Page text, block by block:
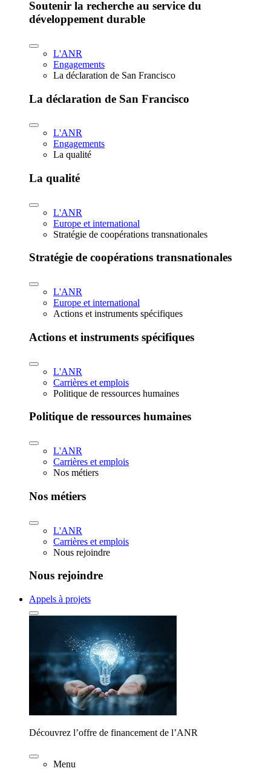
Soutenir la recherche au service du
développement durable
L'ANR
Engagements
La déclaration de San Francisco
La déclaration de San Francisco
L'ANR
Engagements
La qualité
La qualité
L'ANR
Europe et international
Stratégie de coopérations transnationales
Stratégie de coopérations transnationales
L'ANR
Europe et international
Actions et instruments spécifiques
Actions et instruments spécifiques
L'ANR
Carrières et emplois
Politique de ressources humaines
Politique de ressources humaines
L'ANR
Carrières et emplois
Nos métiers
Nos métiers
L'ANR
Carrières et emplois
Nous rejoindre
Nous rejoindre
Appels à projets
Découvrez l’offre de financement de l’ANR
Menu